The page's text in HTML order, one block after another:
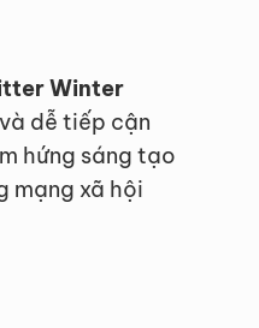
Winter
dễ tiếp cận
hứng sáng tạo
mạng xã hội